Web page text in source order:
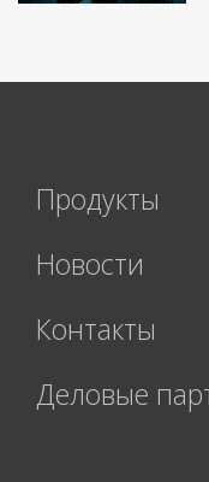
Продукты
Новости
Контакты
Деловые